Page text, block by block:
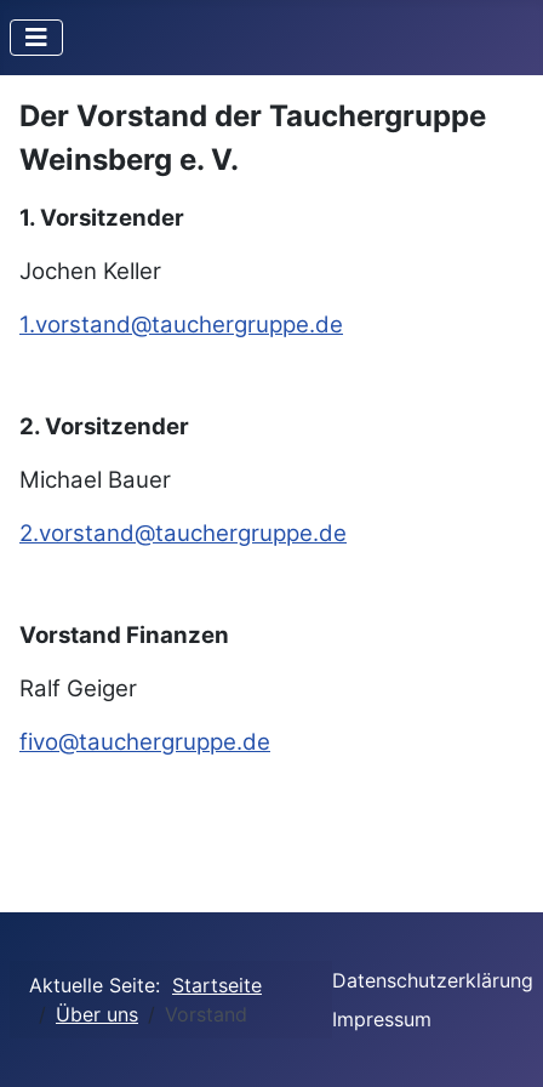
Der Vorstand der Tauchergruppe
Weinsberg e. V.
1. Vorsitzender
Jochen Keller
1.vorstand@tauchergruppe.de
2. Vorsitzender
Michael Bauer
2.vorstand@tauchergruppe.de
Vorstand Finanzen
Ralf Geiger
fivo@tauchergruppe.de
Aktuelle Seite: Startseite
Über uns
Vorstand
Datenschutzerklärung
Impressum